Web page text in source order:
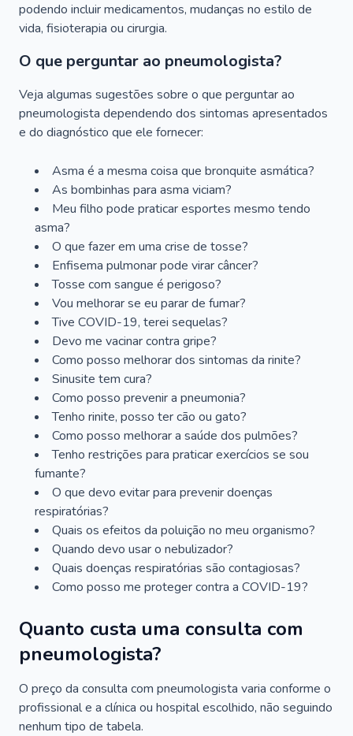
podendo incluir medicamentos, mudanças no estilo de
vida, fisioterapia ou cirurgia.
O que perguntar ao pneumologista?
Veja algumas sugestões sobre o que perguntar ao
pneumologista dependendo dos sintomas apresentados
e do diagnóstico que ele fornecer:
Asma é a mesma coisa que bronquite asmática?
As bombinhas para asma viciam?
Meu filho pode praticar esportes mesmo tendo
asma?
O que fazer em uma crise de tosse?
Enfisema pulmonar pode virar câncer?
Tosse com sangue é perigoso?
Vou melhorar se eu parar de fumar?
Tive COVID-19, terei sequelas?
Devo me vacinar contra gripe?
Como posso melhorar dos sintomas da rinite?
Sinusite tem cura?
Como posso prevenir a pneumonia?
Tenho rinite, posso ter cão ou gato?
Como posso melhorar a saúde dos pulmões?
Tenho restrições para praticar exercícios se sou
fumante?
O que devo evitar para prevenir doenças
respiratórias?
Quais os efeitos da poluição no meu organismo?
Quando devo usar o nebulizador?
Quais doenças respiratórias são contagiosas?
Como posso me proteger contra a COVID-19?
Quanto custa uma consulta com
pneumologista?
O preço da consulta com pneumologista varia conforme o
profissional e a clínica ou hospital escolhido, não seguindo
nenhum tipo de tabela.